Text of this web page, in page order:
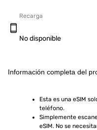
Recarga
No disponible
Información completa del
Esta es una eSIM
teléfono.
Simplemente
eSIM. No se